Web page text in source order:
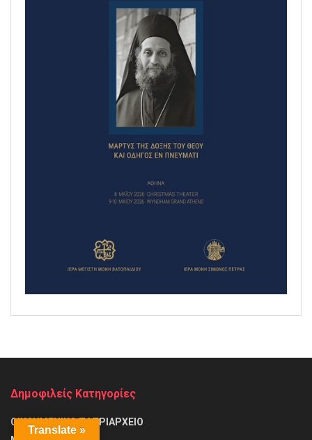
Δημοφιλείς Κατηγορίες
ΟΙΚΟΥΜΕΝΙΚΟ ΠΑΤΡΙΑΡΧΕΙΟ
Translate »